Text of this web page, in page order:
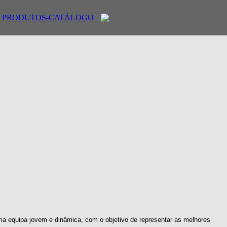
PRODUTOS-CATÁLOGO
equipa jovem e dinâmica, com o objetivo de representar as melhores